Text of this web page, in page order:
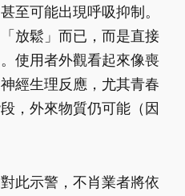
至可能出現呼吸抑制。
放鬆」而已，而是直接
使用者外觀看起來像喪
經生理反應，尤其青春
，外來物質仍可能（因
此示警，不肖業者將依